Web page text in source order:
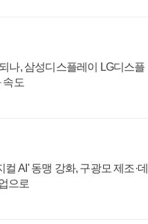
나, 삼성디스플레이 LG디스플
속도
AI' 동맹 강화, 구광모 제조·데
으로